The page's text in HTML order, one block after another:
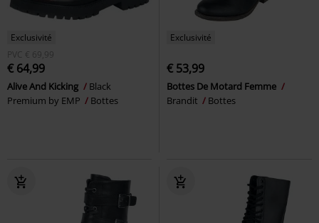
Exclusivité
PVC € 69,99
€ 64,99
Alive And Kicking
Black
Premium by EMP
Bottes
Exclusivité
€ 53,99
Bottes De Motard Femme
Brandit
Bottes